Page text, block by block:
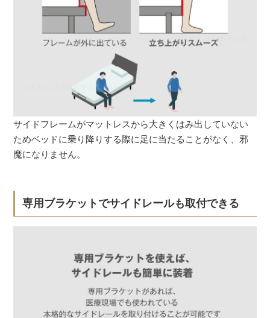
サイドフレームがマットレスから大きくはみ出していない
ためベッドに乗り降りする際に足に当たることがなく、邪
魔になりません。
専用ブラケットでサイドレールも取付できる